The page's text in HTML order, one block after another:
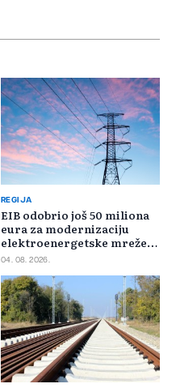
REGIJA
EIB odobrio još 50 miliona
eura za modernizaciju
elektroenergetske mreže
Slovačke
04. 08. 2026.